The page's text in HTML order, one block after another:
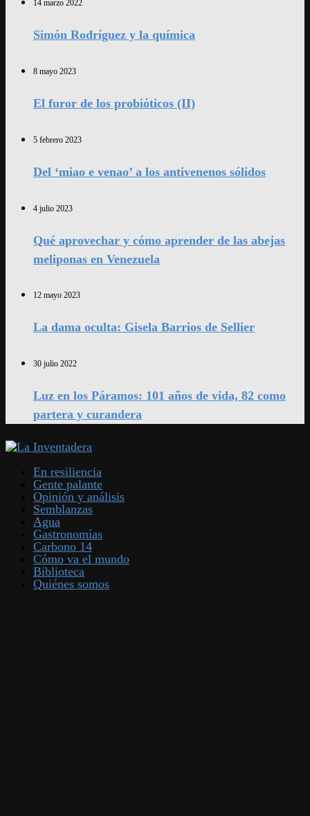
14 marzo 2022
Simón Rodríguez y la química
8 mayo 2023
El furor de los probióticos (II)
5 febrero 2023
Del ‘miao e venao’ a los antivenenos sólidos
4 julio 2023
Qué aprovechar y cómo aprender de las abejas
meliponas en Venezuela
12 mayo 2023
La dama oculta: Gisela Barrios de Sellier
30 julio 2022
Luz en los Páramos: 101 años de vida, 82 como
partera y curandera
En resiliencia
Gente palante
Opinión y análisis
Semblanzas
Agua
Gastronomías
Carbono 14
Cómo va el mundo
Biblioteca
Quiénes somos